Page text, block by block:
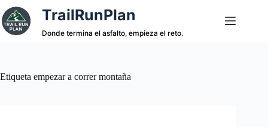
Saltar
al
contenido
TrailRunPlan
Donde termina el asfalto, empieza el reto.
Etiqueta empezar a correr montaña